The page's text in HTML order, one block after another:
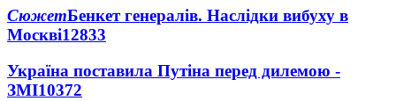
СюжетБенкет генералів. Наслідки вибуху в
Москві12833
Україна поставила Путіна перед дилемою -
ЗМІ10372